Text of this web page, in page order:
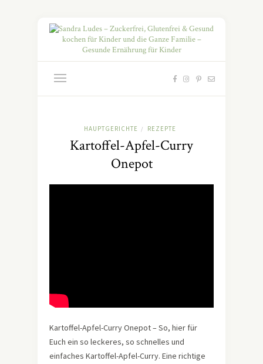
HAUPTGERICHTE / REZEPTE
Kartoffel-Apfel-Curry
Onepot
Kartoffel-Apfel-Curry Onepot – So, hier für
Euch ein so leckeres, so schnelles und
einfaches Kartoffel-Apfel-Curry. Eine richtige